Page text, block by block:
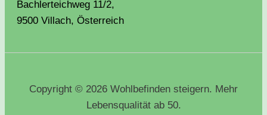
Bachlerteichweg 11/2,
9500 Villach, Österreich
Copyright © 2026 Wohlbefinden steigern. Mehr
Lebensqualität ab 50.